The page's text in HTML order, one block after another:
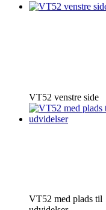
VT52 venstre side
VT52 med plads til